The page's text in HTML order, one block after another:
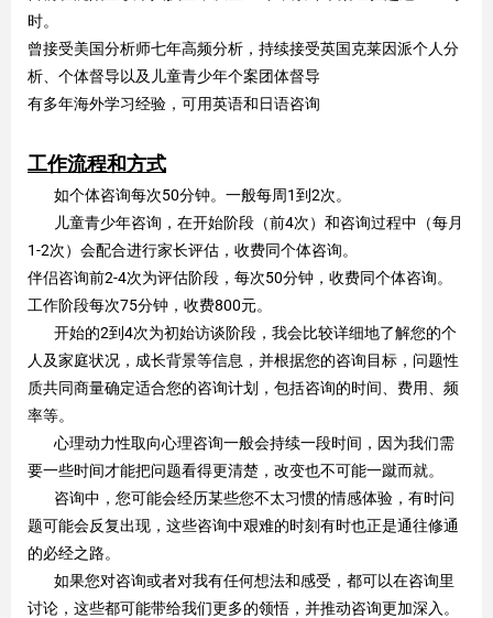
时。
曾接受美国分析师七年高频分析，持续接受英国克莱因派个人分
析、个体督导以及儿童青少年个案团体督导
有多年海外学习经验，可用英语和日语咨询
工作流程和方式
如个体咨询每次50分钟。一般每周1到2次。
儿童青少年咨询，在开始阶段（前4次）和咨询过程中（每月
1-2次）会配合进行家长评估，收费同个体咨询。
伴侣咨询前2-4次为评估阶段，每次50分钟，收费同个体咨询。
工作阶段每次75分钟，收费800元。
开始的2到4次为初始访谈阶段，我会比较详细地了解您的个
人及家庭状况，成长背景等信息，并根据您的咨询目标，问题性
质共同商量确定适合您的咨询计划，包括咨询的时间、费用、频
率等。
心理动力性取向心理咨询一般会持续一段时间，因为我们需
要一些时间才能把问题看得更清楚，改变也不可能一蹴而就。
咨询中，您可能会经历某些您不太习惯的情感体验，有时问
题可能会反复出现，这些咨询中艰难的时刻有时也正是通往修通
的必经之路。
如果您对咨询或者对我有任何想法和感受，都可以在咨询里
讨论，这些都可能带给我们更多的领悟，并推动咨询更加深入。